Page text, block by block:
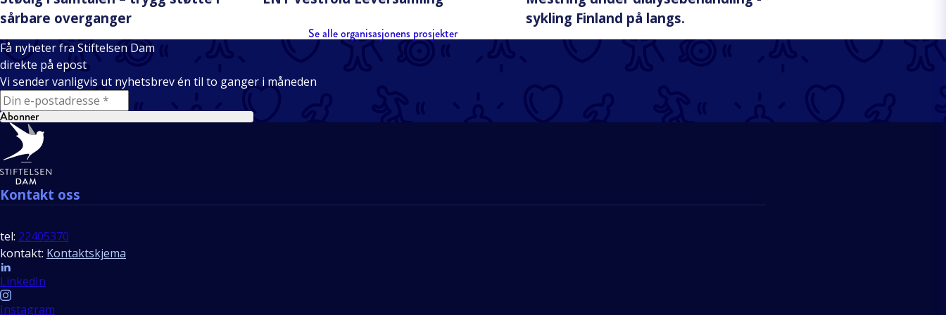
sårbare overganger
sykling Finland på langs.
Se alle organisasjonens prosjekter
Få nyheter fra Stiftelsen Dam
direkte på epost
Vi sender vanligvis ut nyhetsbrev én til to ganger i måneden
E-mail
Abonner
Bunntekst
Kontakt oss
tel: 22405370
kontakt: Kontaktskjema
Follow us
LinkedIn
Instagram